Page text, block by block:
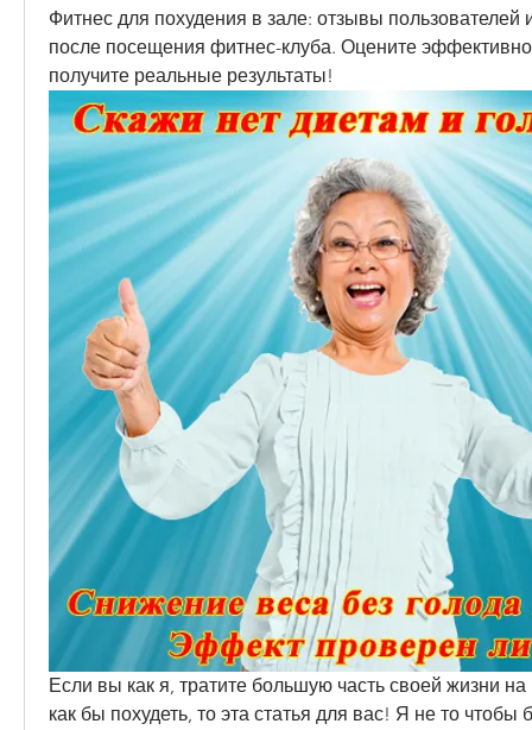
Фитнес для похудения в зале: отзывы пользователей
после посещения фитнес-клуба. Оцените
получите реальные результаты!
Если вы как я, тратите большую часть своей жизни
как бы похудеть, то эта статья для вас! Я не то чтобы